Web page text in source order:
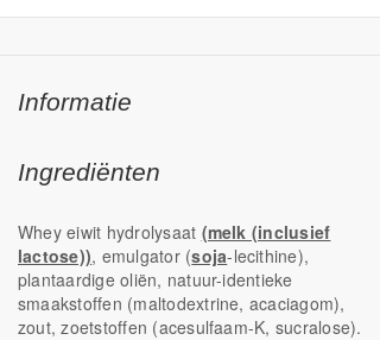
Informatie
Ingrediënten
Whey eiwit hydrolysaat (melk (inclusief
lactose)), emulgator (soja-lecithine),
plantaardige oliën, natuur-identieke
smaakstoffen (maltodextrine, acaciagom),
zout, zoetstoffen (acesulfaam-K, sucralose).